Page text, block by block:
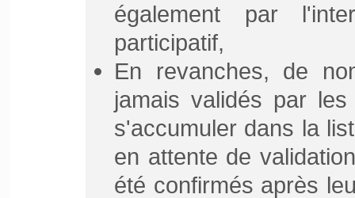
également par
participatif,
En revanches, de
jamais validés par
s'accumuler dans la
en attente de
été confirmés après